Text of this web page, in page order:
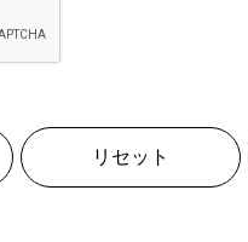
リセット